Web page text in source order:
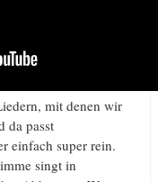
mit denen wir
da passt
einfach super rein.
singt in